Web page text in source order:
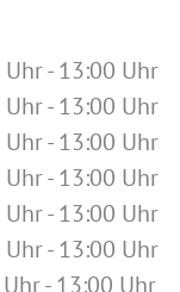
Uhr- 13:00 Uhr
Uhr- 13:00 Uhr
Uhr- 13:00 Uhr
Uhr- 13:00 Uhr
Uhr- 13:00 Uhr
Uhr- 13:00 Uhr
Uhr- 13:00 Uhr